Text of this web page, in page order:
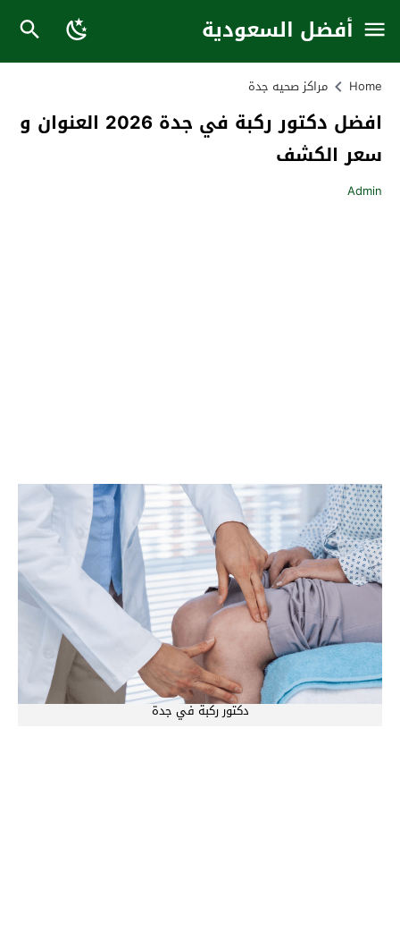
أفضل السعودية
Home مراكز صحيه جدة
افضل دكتور ركبة في جدة 2026 العنوان و
سعر الكشف
Admin
دكتور ركبة في جدة